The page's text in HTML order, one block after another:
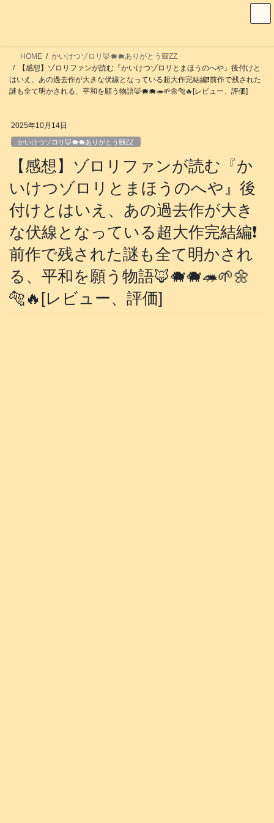
HOME
かいけつゾロリ🦊🐗🐗ありがとう🎒ZZ
【感想】ゾロリファンが読む『かいけつゾロリとまほうのへや』後付けと
はいえ、あの過去作が大きな伏線となっている超大作完結編❗️前作で残された
謎も全て明かされる、平和を願う物語🦊🐗🐗🦔🌱🌼🐅🔥[レビュー、評価]
2025年10月14日
かいけつゾロリ🦊🐗🐗ありがとう🎒ZZ
【感想】ゾロリファンが読む『か
いけつゾロリとまほうのへや』後
付けとはいえ、あの過去作が大き
な伏線となっている超大作完結編❗️
前作で残された謎も全て明かされ
る、平和を願う物語🦊🐗🐗🦔🌱🌼
🐅🔥[レビュー、評価]